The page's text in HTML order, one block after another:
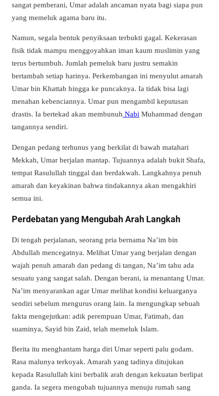
sangat pemberani, Umar adalah ancaman nyata bagi siapa pun
yang memeluk agama baru itu.
Namun, segala bentuk penyiksaan terbukti gagal. Kekerasan
fisik tidak mampu menggoyahkan iman kaum muslimin yang
terus bertumbuh. Jumlah pemeluk baru justru semakin
bertambah setiap harinya. Perkembangan ini menyulut amarah
Umar bin Khattab hingga ke puncaknya. Ia tidak bisa lagi
menahan kebenciannya. Umar pun mengambil keputusan
drastis. Ia bertekad akan membunuh Nabi Muhammad dengan
tangannya sendiri.
Dengan pedang terhunus yang berkilat di bawah matahari
Mekkah, Umar berjalan mantap. Tujuannya adalah bukit Shafa,
tempat Rasulullah tinggal dan berdakwah. Langkahnya penuh
amarah dan keyakinan bahwa tindakannya akan mengakhiri
semua ini.
Perdebatan yang Mengubah Arah Langkah
Di tengah perjalanan, seorang pria bernama Na’im bin
Abdullah mencegatnya. Melihat Umar yang berjalan dengan
wajah penuh amarah dan pedang di tangan, Na’im tahu ada
sesuatu yang sangat salah. Dengan berani, ia menantang Umar.
Na’im menyarankan agar Umar melihat kondisi keluarganya
sendiri sebelum mengurus orang lain. Ia mengungkap sebuah
fakta mengejutkan: adik perempuan Umar, Fatimah, dan
suaminya, Sayid bin Zaid, telah memeluk Islam.
Berita itu menghantam harga diri Umar seperti palu godam.
Rasa malunya terkoyak. Amarah yang tadinya ditujukan
kepada Rasulullah kini berbalik arah dengan kekuatan berlipat
ganda. Ia segera mengubah tujuannya menuju rumah sang